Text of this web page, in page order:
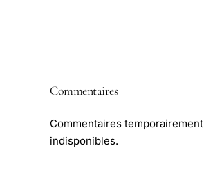
Commentaires
Commentaires temporairement
indisponibles.